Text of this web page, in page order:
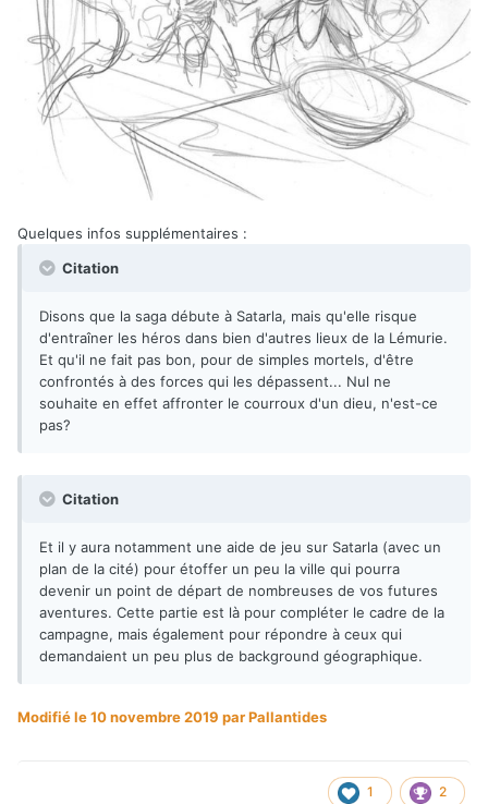
Quelques infos supplémentaires :
Citation
Disons que la saga débute à Satarla, mais qu'elle risque
d'entraîner les héros dans bien d'autres lieux de la Lémurie.
Et qu'il ne fait pas bon, pour de simples mortels, d'être
confrontés à des forces qui les dépassent... Nul ne
souhaite en effet affronter le courroux d'un dieu, n'est-ce
pas?
Citation
Et il y aura notamment une aide de jeu sur Satarla (avec un
plan de la cité) pour étoffer un peu la ville qui pourra
devenir un point de départ de nombreuses de vos futures
aventures. Cette partie est là pour compléter le cadre de la
campagne, mais également pour répondre à ceux qui
demandaient un peu plus de background géographique.
Modifiéle 10 novembre 2019 par Pallantides
1 2